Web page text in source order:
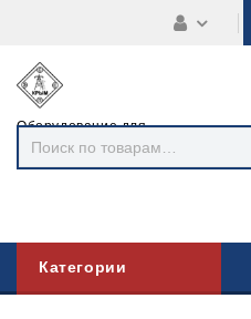
Оборудование для
линий
электропередач
Категории